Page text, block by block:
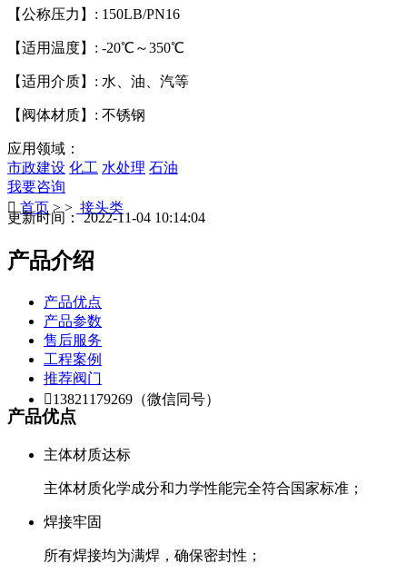
【公称压力】: 150LB/PN16
【适用温度】: -20℃～350℃
【适用介质】: 水、油、汽等
【阀体材质】: 不锈钢
应用领域：
市政建设 化工 水处理 石油
我要咨询
 首页 > > 接头类
更新时间： 2022-11-04 10:14:04
产品介绍
产品优点
产品参数
售后服务
工程案例
推荐阀门
13821179269（微信同号）
产品优点
主体材质达标
主体材质化学成分和力学性能完全符合国家标准；
焊接牢固
所有焊接均为满焊，确保密封性；